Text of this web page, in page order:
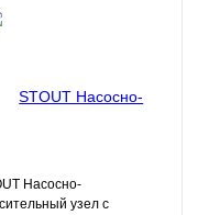
Насосно-
узел с